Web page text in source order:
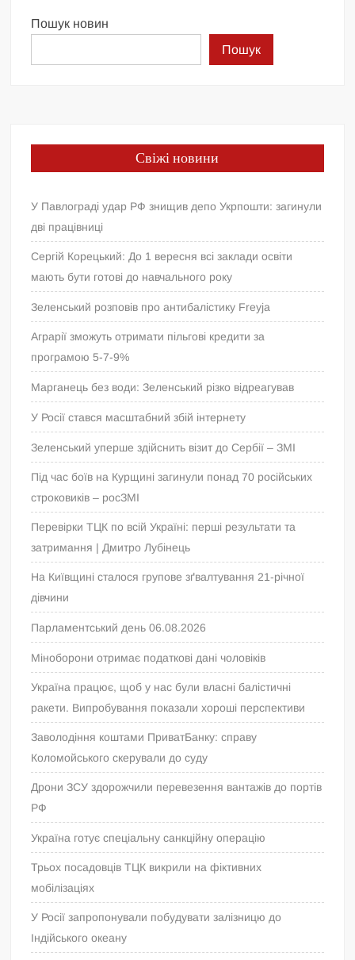
Пошук новин
Пошук
Свіжі новини
У Павлограді удар РФ знищив депо Укрпошти: загинули
дві працівниці
Сергій Корецький: До 1 вересня всі заклади освіти
мають бути готові до навчального року
Зеленський розповів про антибалістику Freyja
Аграрії зможуть отримати пільгові кредити за
програмою 5-7-9%
Марганець без води: Зеленський різко відреагував
У Росії стався масштабний збій інтернету
Зеленський уперше здійснить візит до Сербії – ЗМІ
Під час боїв на Курщині загинули понад 70 російських
строковиків – росЗМІ
Перевірки ТЦК по всій Україні: перші результати та
затримання | Дмитро Лубінець
На Київщині сталося групове зґвалтування 21-річної
дівчини
Парламентський день 06.08.2026
Міноборони отримає податкові дані чоловіків
Україна працює, щоб у нас були власні балістичні
ракети. Випробування показали хороші перспективи
Заволодіння коштами ПриватБанку: справу
Коломойського скерували до суду
Дрони ЗСУ здорожчили перевезення вантажів до портів
РФ
Україна готує спеціальну санкційну операцію
Трьох посадовців ТЦК викрили на фіктивних
мобілізаціях
У Росії запропонували побудувати залізницю до
Індійського океану